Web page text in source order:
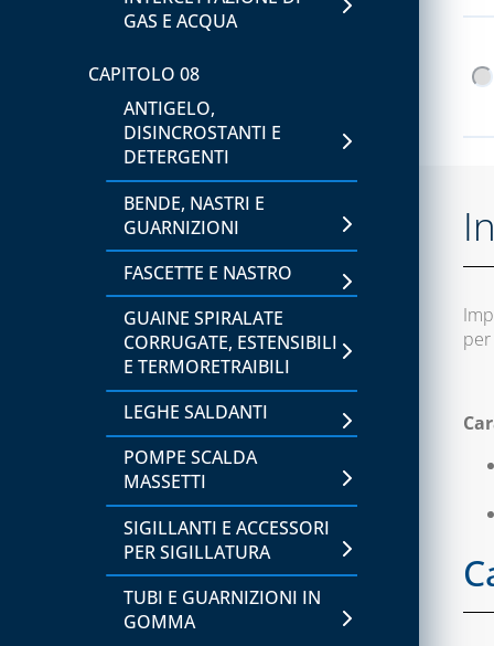
STRUMENTI DI MISURA,
TEMPERATURA E
CAPITOLO 06
LAVAGGIO E
IGIENIZZAZIONE
IMPIANTI
ACCESSORI PER
BOMBOLE GAS
BOMBOLE E GAS
REFRIGERANTE
BOMBOLE VUOTE E
ACCESSORI
CAPITOLO 08
RACCORDERIA IN RAME E
OTTONE
TUBI DI RAME, IN ROTOLI
O VERGHE
GAS E ACQUA
CAPITOLO 08
ANTIGELO,
DISINCROSTANTI E
DETERGENTI
BENDE, NASTRI E
GUARNIZIONI
FASCETTE E NASTRO
GUAINE SPIRALATE
CORRUGATE, ESTENSIBILI
E TERMORETRAIBILI
LEGHE SALDANTI
POMPE SCALDA
MASSETTI
SIGILLANTI E ACCESSORI
PER SIGILLATURA
TUBI E GUARNIZIONI IN
GOMMA